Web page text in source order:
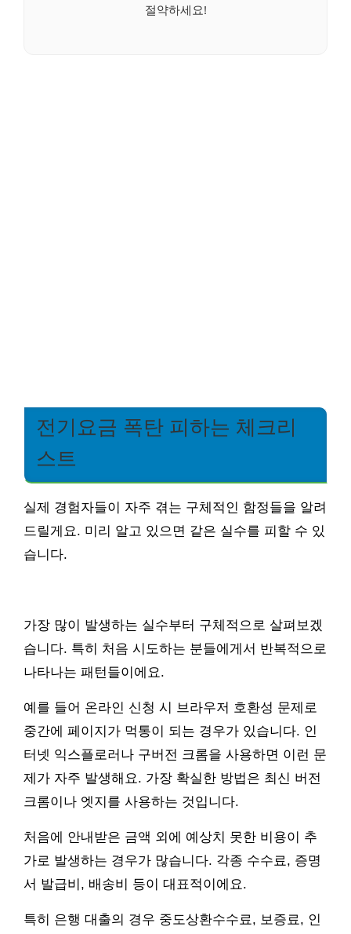
절약하세요!
전기요금 폭탄 피하는 체크리
스트
실제 경험자들이 자주 겪는 구체적인 함정들을 알려
드릴게요. 미리 알고 있으면 같은 실수를 피할 수 있
습니다.
가장 많이 발생하는 실수부터 구체적으로 살펴보겠
습니다. 특히 처음 시도하는 분들에게서 반복적으로
나타나는 패턴들이에요.
예를 들어 온라인 신청 시 브라우저 호환성 문제로
중간에 페이지가 먹통이 되는 경우가 있습니다. 인
터넷 익스플로러나 구버전 크롬을 사용하면 이런 문
제가 자주 발생해요. 가장 확실한 방법은 최신 버전
크롬이나 엣지를 사용하는 것입니다.
처음에 안내받은 금액 외에 예상치 못한 비용이 추
가로 발생하는 경우가 많습니다. 각종 수수료, 증명
서 발급비, 배송비 등이 대표적이에요.
특히 은행 대출의 경우 중도상환수수료, 보증료, 인